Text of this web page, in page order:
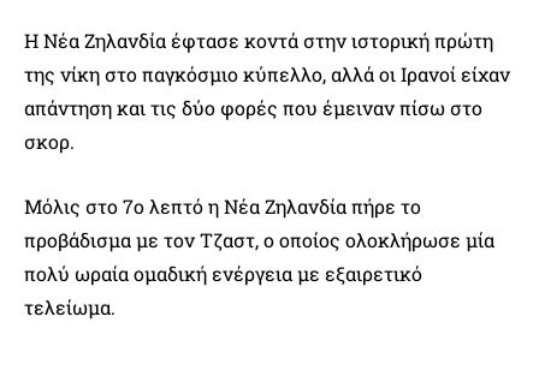
Η Νέα Ζηλανδία έφτασε κοντά στην ιστορική πρώτη
της νίκη στο παγκόσμιο κύπελλο, αλλά οι Ιρανοί είχαν
απάντηση και τις δύο φορές που έμειναν πίσω στο
σκορ.
Μόλις στο 7ο λεπτό η Νέα Ζηλανδία πήρε το
προβάδισμα με τον Τζαστ, ο οποίος ολοκλήρωσε μία
πολύ ωραία ομαδική ενέργεια με εξαιρετικό
τελείωμα.